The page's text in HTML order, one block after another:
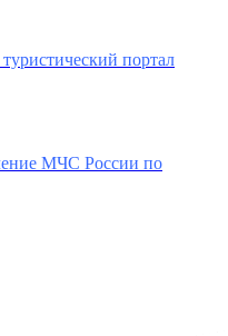
портал
МЧС России по